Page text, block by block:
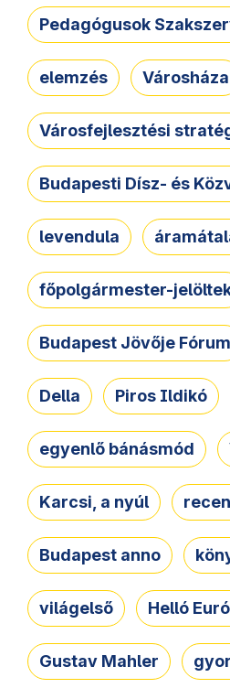
Pedagógusok
elemzés Városháza
Városfejlesztési
Budapesti Dísz- és
levendula
főpolgármester-
Budapest Jövője Fórum
Della Piros Ildikó
egyenlő bánásmód
Karcsi, a nyúl
Budapest anno
világelső Helló
Gustav Mahler